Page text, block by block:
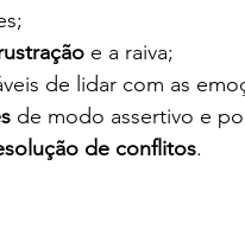
e a raiva;
de lidar com as
de modo assertivo e
de conflitos.